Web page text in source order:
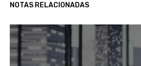
NOTAS RELACIONADAS